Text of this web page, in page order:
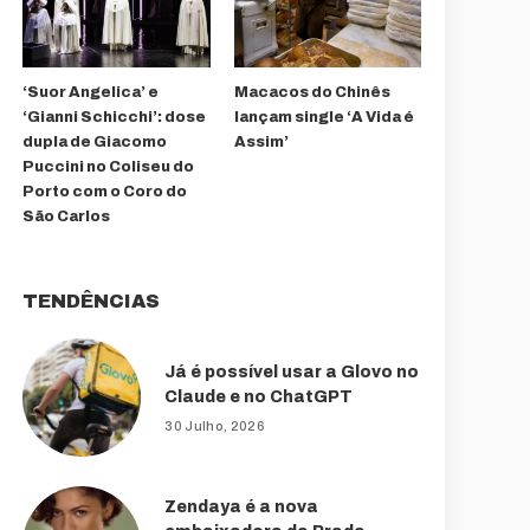
‘Suor Angelica’ e
‘Gianni Schicchi’: dose
dupla de Giacomo
Puccini no Coliseu do
Porto com o Coro do
São Carlos
Macacos do Chinês
lançam single ‘A Vida é
Assim’
TENDÊNCIAS
Já é possível usar a Glovo no
Claude e no ChatGPT
30 Julho, 2026
Zendaya é a nova